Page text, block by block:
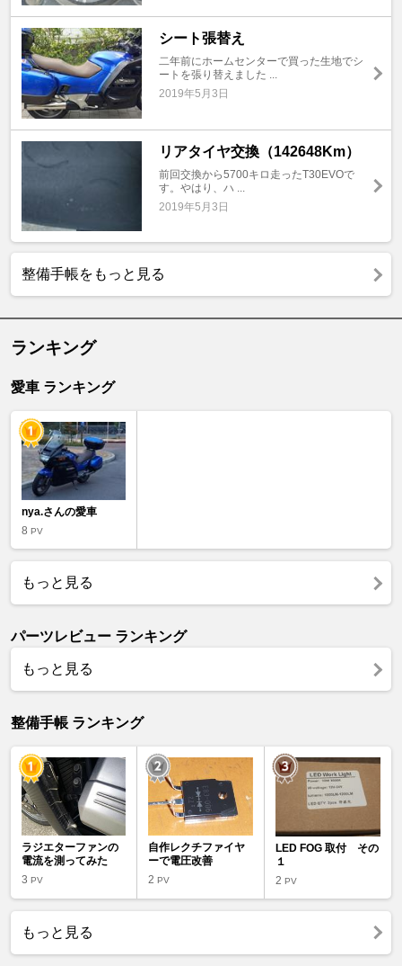
シート張替え
二年前にホームセンターで買った生地でシ
ートを張り替えました ...
2019年5月3日
リアタイヤ交換（142648Km）
前回交換から5700キロ走ったT30EVOで
す。やはり、ハ ...
2019年5月3日
整備手帳をもっと見る
ランキング
愛車 ランキング
nya.さんの愛車
8 PV
もっと見る
パーツレビュー ランキング
もっと見る
整備手帳 ランキング
ラジエターファンの
電流を測ってみた
3 PV
自作レクチファイヤ
ーで電圧改善
2PV
LED FOG 取付 その
１
2 PV
もっと見る